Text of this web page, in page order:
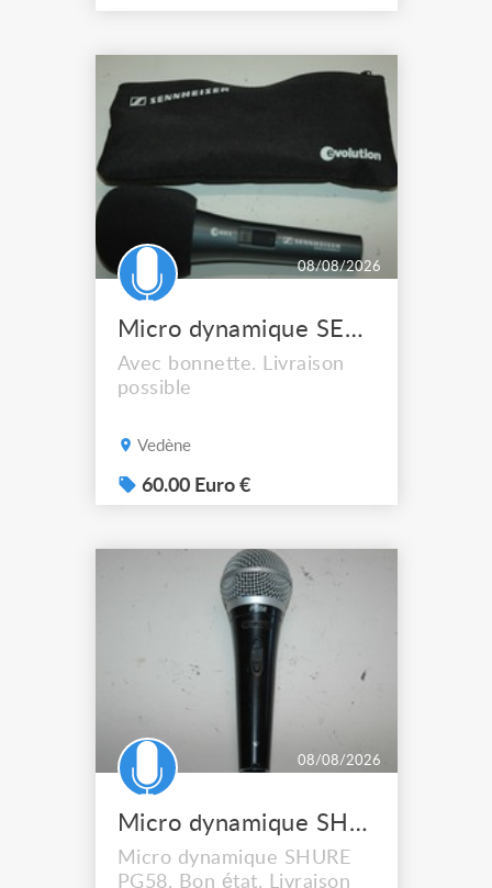
08/08/2026
Micro dynamique SENNHEISER e 835 S
Avec bonnette. Livraison
possible
Vedène
60.00 Euro €
08/08/2026
Micro dynamique SHURE PG58
Micro dynamique SHURE
PG58. Bon état. Livraison